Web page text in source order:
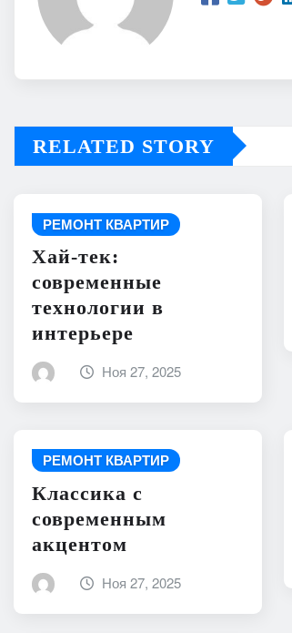
RELATED STORY
РЕМОНТ КВАРТИР
Хай-тек:
современные
технологии в
интерьере
Ноя 27, 2025
РЕМОНТ КВАРТИР
Классика с
современным
акцентом
Ноя 27, 2025